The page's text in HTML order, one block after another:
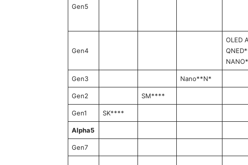
Gen5
Gen4
OLED
Gen3 Nano**N*
Gen2 SM****
Gen1 SK****
Alpha5
Gen7